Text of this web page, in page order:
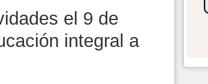
el 9 de
integral a